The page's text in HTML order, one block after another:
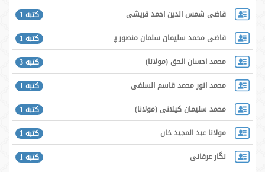
قاضى شمس الدين احمد قريشى
كتبه 1
قاضى محمد سليمان سلمان منصور پورى
كتبه 1
محمد احسان الحق (مولانا)
كتبه 3
محمد انور محمد قاسم السلفى
كتبه 1
محمد سليمان كيلانى (مولانا)
كتبه 1
مولانا عبد المجيد خاں
كتبه 1
نگار عرفانى
كتبه 1